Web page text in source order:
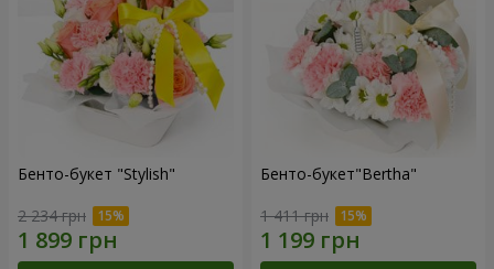
Бенто-букет "Stylish"
2 234 грн
Бенто-букет"Bertha"
1 411 грн